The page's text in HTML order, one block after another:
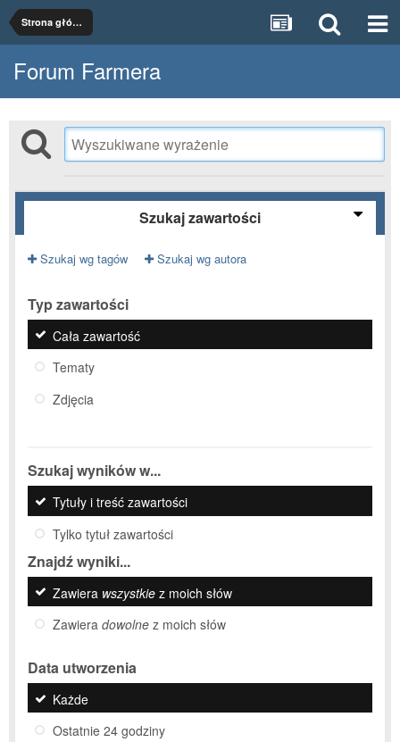
Strona główna
Forum Farmera
Szukaj zawartości
Szukaj wg tagów Szukaj wg autora
Typ zawartości
Cała zawartość
Tematy
Zdjęcia
Szukaj wyników w...
Tytuły i treść zawartości
Tylko tytuł zawartości
Znajdź wyniki...
Zawiera wszystkie z moich słów
Zawiera dowolne z moich słów
Data utworzenia
Każde
Ostatnie 24 godziny